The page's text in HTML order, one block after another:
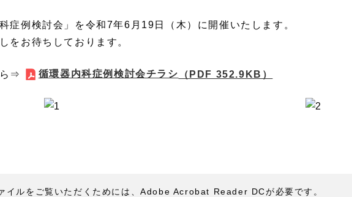
科症例検討会」を令和7年6月19日（木）に開催いたします。
をお待ちしております。
⇒ 循環器内科症例検討会チラシ （PDF 352.9KB）
イルをご覧いただくためには、Adobe Acrobat Reader DCが必要です。